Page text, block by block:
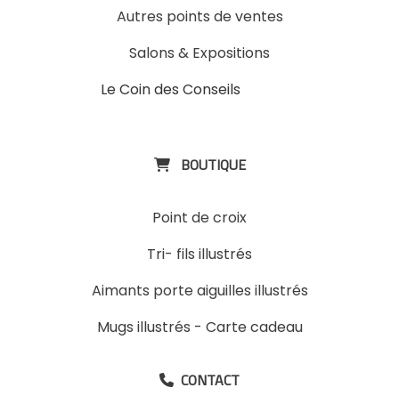
Autres points de ventes
Salons & Expositions
Le Coin des Conseils
 BOUTIQUE
Point de croix
Tri- fils illustrés
Aimants porte aiguilles illustrés
Mugs illustrés - Carte cadeau
 CONTACT